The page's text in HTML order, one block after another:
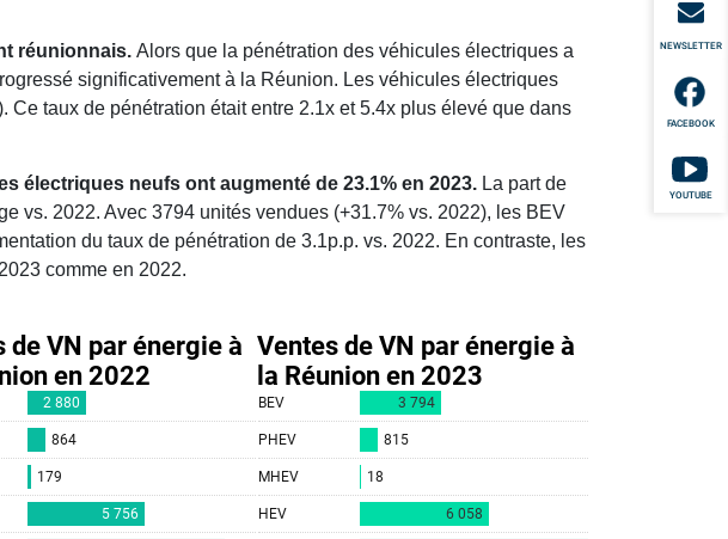
NEWSLETTER
FACEBOOK
YOUTUBE
réunionnais. Alors que la pénétration des véhicules électriques a
significativement à la Réunion. Les véhicules électriques
taux de pénétration était entre 2.1x et 5.4x plus élevé que dans
électriques neufs ont augmenté de 23.1% en 2023. La part de
vs. 2022. Avec 3794 unités vendues (+31.7% vs. 2022), les BEV
du taux de pénétration de 3.1p.p. vs. 2022. En contraste, les
comme en 2022.